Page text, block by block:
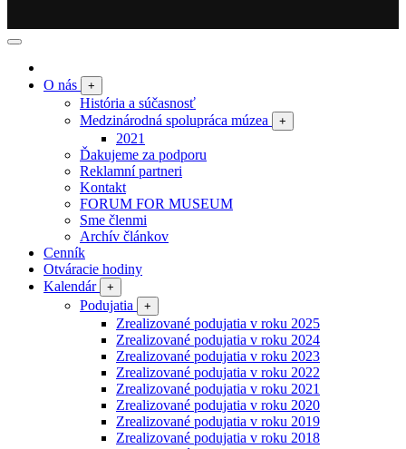
O nás +
História a súčasnosť
Medzinárodná spolupráca múzea
+
2021
Ďakujeme za podporu
Reklamní partneri
Kontakt
FORUM FOR MUSEUM
Sme členmi
Archív článkov
Cenník
Otváracie hodiny
Kalendár
+
Podujatia +
Zrealizované podujatia v roku 2025
Zrealizované podujatia v roku 2024
Zrealizované podujatia v roku 2023
Zrealizované podujatia v roku 2022
Zrealizované podujatia v roku 2021
Zrealizované podujatia v roku 2020
Zrealizované podujatia v roku 2019
Zrealizované podujatia v roku 2018